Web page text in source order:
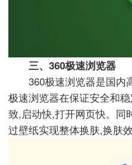
三、360极速浏览器
360极速浏览器是国内
极速浏览器在保证安全和
致,启动快,打开网页快。同
过壁纸实现整体换肤,换肤